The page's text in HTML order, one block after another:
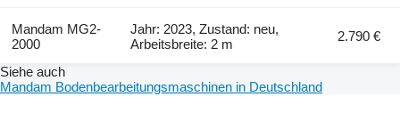
Mandam MG2-
2000
Jahr: 2023, Zustand: neu,
Arbeitsbreite: 2 m
2.790 €
Siehe auch
Mandam Bodenbearbeitungsmaschinen in Deutschland